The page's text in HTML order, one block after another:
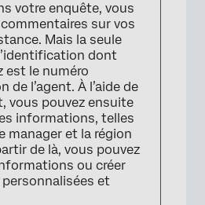
votre enquête, vous
sur vos
Mais la seule
dont
est le numéro
de l’agent. À l’aide de
vous pouvez ensuite
informations, telles
manager et la région
de là, vous pouvez
ou créer
et